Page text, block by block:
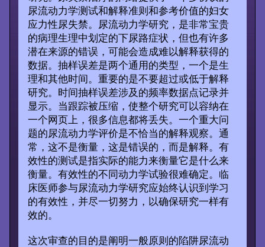
尿流动力学测试和解释准则和参考价值的妇女
应力性尿失禁。尿流动力学研究，是非常宝贵
的病理生理中划定的下尿路症状，但也有许多
潜在来源的错误，可能会造成难以解释获得的
数据。抽样误差是两个通用的类型，一个是生
理和其他时间。重要的是不要超过或低于解释
研究。时间抽样误差涉及的频率数据点记录并
显示。当跟踪被压缩，使整个研究可以容纳在
一个网页上，很多信息都将丢失。一个重大问
题的尿流动力学评价是不恰当的解释观察。通
常，这不是衡量，这是错误的，而是解释。有
效性的测试是指实际的能力来衡量它是什么来
衡量。有效性的不同动力学试验很难确定。临
床医师参与尿流动力学研究应始终认识到学习
的有效性，并尽一切努力，以确保研究一样有
效的。
这次审查的目的是阐明一般原则的陷阱尿流动